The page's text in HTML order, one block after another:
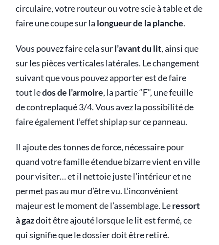
circulaire, votre routeur ou votre scie à table et de
faire une coupe sur la longueur de la planche.
Vous pouvez faire cela surl’avant du lit, ainsi que
sur les pièces verticales latérales. Le changement
suivant que vous pouvez apporter est de faire
tout ledos de l’armoire, la partie “F”, une feuille
de contreplaqué 3/4. Vous avez la possibilité de
faire également l’effet shiplap sur ce panneau.
Il ajoute des tonnes de force, nécessaire pour
quand votre famille étendue bizarre vient en ville
pour visiter… et il nettoie juste l’intérieur et ne
permet pas au mur d’être vu. L’inconvénient
majeur est le moment de l’assemblage. Leressort
à gazdoit être ajouté lorsque le lit est fermé, ce
qui signifie que le dossier doit être retiré.